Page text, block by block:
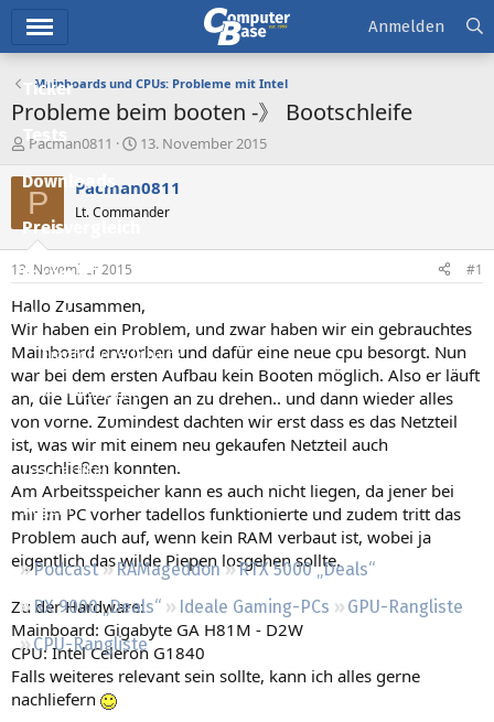
Ticker
Tests
Downloads
Preisvergleich
Forum
Aktuelles
Empfohlene Inhalte
Neue Beiträge
Neueste Aktivitäten
Leserartikel
Regeln
Podcast RAMageddon
RTX 5000 „Deals“
RX 9000 „Deals“
Ideale Gaming-PCs
GPU-Rangliste
CPU-Rangliste
Anmelden
Mainboards und CPUs: Probleme mit Intel
Probleme beim booten -》 Bootschleife
E
s
e
e
r
Pacman0811
E
s
e
t
a
m
13. November 2015
P Pacman0811
Lt. Commander
13. November 2015 #1
Hallo Zusammen,
Wir haben ein Problem, und zwar haben wir ein gebrauchtes
Mainboard erworben und dafür eine neue cpu besorgt. Nun
war bei dem ersten Aufbau kein Booten möglich. Also er läuft
an, die Lüfter fangen an zu drehen.. und dann wieder alles
von vorne. Zumindest dachten wir erst dass es das Netzteil
ist, was wir mit einem neu gekaufen Netzteil auch
ausschließen konnten.
Am Arbeitsspeicher kann es auch nicht liegen, da jener bei
mir im PC vorher tadellos funktionierte und zudem tritt das
Problem auch auf, wenn kein RAM verbaut ist, wobei ja
eigentlich das wilde Piepen losgehen sollte.
Zu der Hardware:
Mainboard: Gigabyte GA H81M - D2W
CPU: Intel Celeron G1840
Falls weiteres relevant sein sollte, kann ich alles gerne
nachliefern